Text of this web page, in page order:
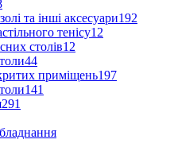
та інші аксесуари192
тенісу12
столів12
44
приміщень197
141
291